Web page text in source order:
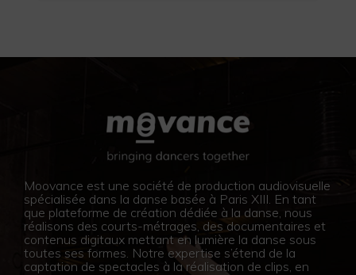
Moovance est une société de production audiovisuelle
spécialisée dans la danse basée à Paris XIII. En tant
que plateforme de création dédiée à la danse, nous
réalisons des courts-métrages, des documentaires et
contenus digitaux mettant en lumière la danse sous
toutes ses formes. Notre expertise s’étend de la
captation de spectacles à la réalisation de clips, en